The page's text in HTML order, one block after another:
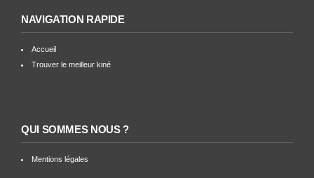
NAVIGATION RAPIDE
Accueil
Trouver le meilleur kiné
QUI SOMMES NOUS ?
Mentions légales